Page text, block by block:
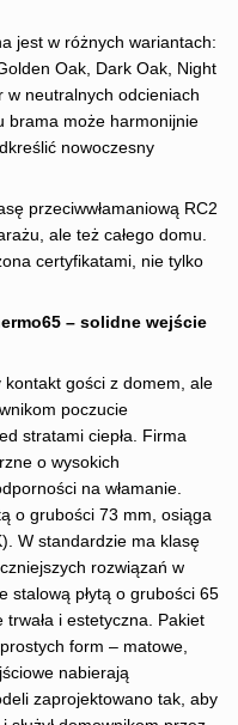
jest w różnych wariantach:
Oak, Dark Oak, Night
w neutralnych odcieniach
brama może harmonijnie
nowoczesny
przeciwwłamaniową RC2
ale też całego domu.
certyfikatami, nie tylko
– solidne wejście
kontakt gości z domem, ale
poczucie
stratami ciepła. Firma
o wysokich
na włamanie.
o grubości 73 mm, osiąga
W standardzie ma klasę
rozwiązań w
stalową płytą o grubości 65
i estetyczna. Pakiet
form – matowe,
nabierają
zaprojektowano tak, aby